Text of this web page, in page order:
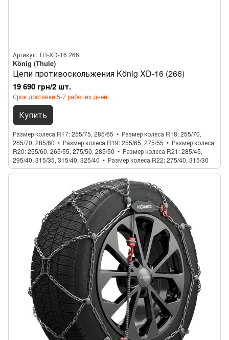
Артикул: TH-XD-16 266
König (Thule)
Цепи противоскольжения König XD-16 (266)
19 690 грн/2 шт.
Срок доставки 5-7 рабочих дней
Купить
Размер колеса R17 255/75, 285/65 Размер колеса R18 255/70,
265/70, 285/60
Размер колеса R19 255/65, 275/55
Размер колеса
R20 255/60, 265/55, 275/50, 285/50 Размер колеса R21 285/45,
295/40, 315/35, 315/40, 325/40
Размер колеса R22 275/40, 315/30